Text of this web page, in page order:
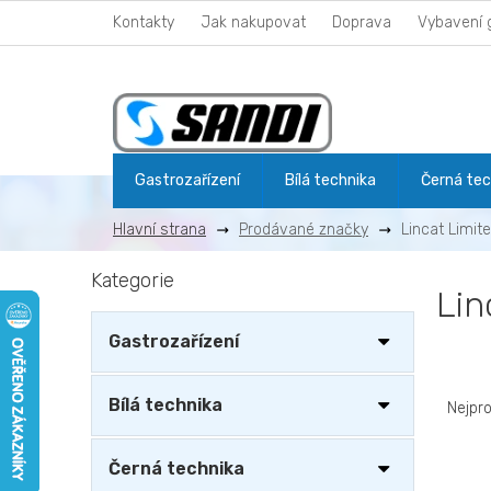
obsah
Kontakty Jak nakupovat Doprava Vybavení
Gastrozařízení Bílá technika Černá
Prodávané značky Lincat
o
s
a
n
Přeskočit
Kategorie
Gastrozařízení
Bílá technika
Černá technika